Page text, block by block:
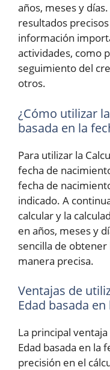
años, meses y
resultados
información
actividades, como
seguimiento del
otros.
¿Cómo utilizar
basada en la
Para utilizar la
fecha de
fecha de
indicado. A
calcular y la
en años, meses y
sencilla de
manera precisa.
Ventajas de
Edad basada
La principal
Edad basada en la
precisión en el